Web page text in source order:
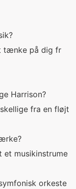
tænke på dig fr
Harrison?
fra en fløjt
et musikinstrume
orkeste